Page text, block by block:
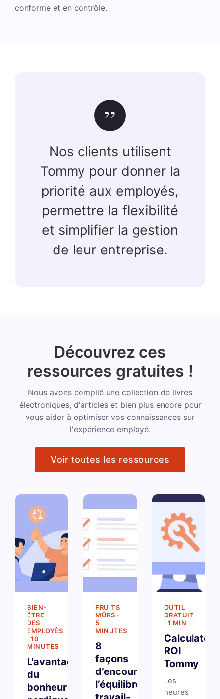
conforme et en contrôle.
”
Nos clients utilisent
Tommy pour donner la
priorité aux employés,
permettre la flexibilité
et simplifier la gestion
de leur entreprise.
Découvrez ces
ressources gratuites !
Nous avons compilé une collection de livres
électroniques, d'articles et bien plus encore pour
vous aider à optimiser vos connaissances sur
l'expérience employé.
Voir toutes les ressources
BIEN-
ÊTRE
DES
EMPLOYÉS
· 10
MINUTES
L'avantage
du
bonheur
FRUITS
MÛRS ·
5
MINUTES
8
façons
d’encourager
l’équilibre
OUTIL
GRATUIT
· 1 MIN
Calculateur
ROI
Tommy
Les
heures